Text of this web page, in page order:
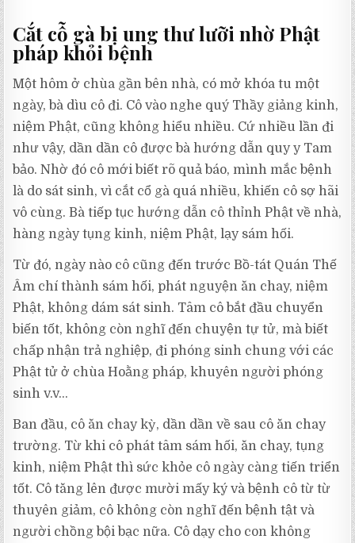
Cắt cỗ gà bị ung thư lưỡi nhờ Phật
pháp khỏi bệnh
Một hôm ở chùa gần bên nhà, có mở khóa tu một
ngày, bà dìu cô đi. Cô vào nghe quý Thầy giảng kinh,
niệm Phật, cũng không hiểu nhiều. Cứ nhiều lần đi
như vậy, dần dần cô được bà hướng dẫn quy y Tam
bảo. Nhờ đó cô mới biết rõ quả báo, mình mắc bệnh
là do sát sinh, vì cắt cổ gà quá nhiều, khiến cô sợ hãi
vô cùng. Bà tiếp tục hướng dẫn cô thỉnh Phật về nhà,
hàng ngày tụng kinh, niệm Phật, lạy sám hối.
Từ đó, ngày nào cô cũng đến trước Bồ-tát Quán Thế
Âm chí thành sám hối, phát nguyện ăn chay, niệm
Phật, không dám sát sinh. Tâm cô bắt đầu chuyển
biến tốt, không còn nghĩ đến chuyện tự tử, mà biết
chấp nhận trả nghiệp, đi phóng sinh chung với các
Phật tử ở chùa Hoằng pháp, khuyên người phóng
sinh v.v…
Ban đầu, cô ăn chay kỳ, dần dần về sau cô ăn chay
trường. Từ khi cô phát tâm sám hối, ăn chay, tụng
kinh, niệm Phật thì sức khỏe cô ngày càng tiến triển
tốt. Cô tăng lên được mười mấy ký và bệnh cô từ từ
thuyên giảm, cô không còn nghĩ đến bệnh tật và
người chồng bội bạc nữa. Cô dạy cho con không